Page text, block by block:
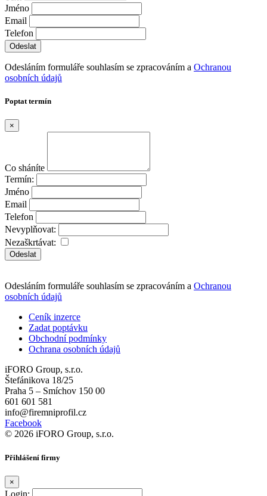
Jméno
Email
Telefon
Odesláním formuláře souhlasím se zpracováním a Ochranou
osobních údajů
Poptat termín
×
Co sháníte
Termín:
Jméno
Email
Telefon
Nevyplňovat:
Nezaškrtávat:
Odeslat
Odesláním formuláře souhlasím se zpracováním a Ochranou
osobních údajů
Ceník inzerce
Zadat poptávku
Obchodní podmínky
Ochrana osobních údajů
iFORO Group, s.r.o.
Štefánikova 18/25
Praha 5 – Smíchov 150 00
601 601 581
info@firemniprofil.cz
Facebook
© 2026 iFORO Group, s.r.o.
Přihlášení firmy
×
Login: